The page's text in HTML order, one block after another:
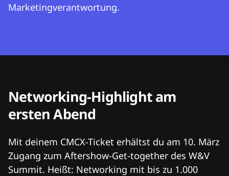
Marketingverantwortung.
Networking-Highlight am
ersten Abend
Mit deinem CMCX-Ticket erhältst du am 10. März
Zugang zum Aftershow-Get-together des W&V
Summit. Heißt: Networking mit bis zu 1.000